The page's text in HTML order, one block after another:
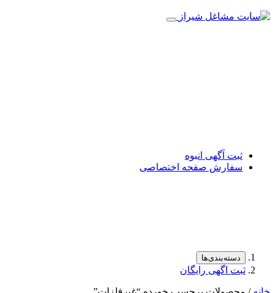
ثبت آگهی انبوه
سفارش صفحه اختصاصی
دسته‌بندی‌ها
ثبت اگهی رایگان